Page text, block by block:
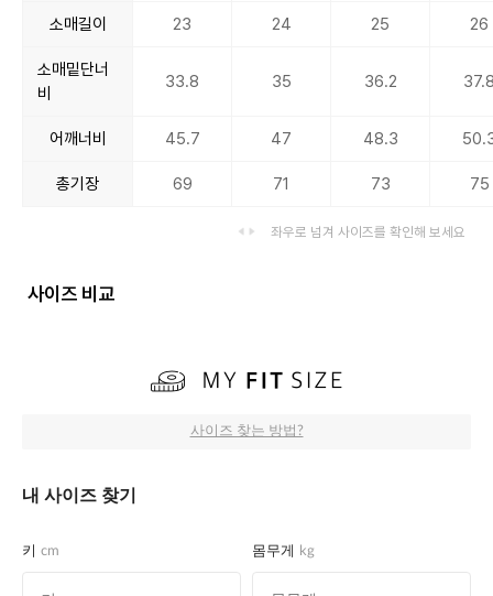
소매길이 23 24 25 26
소매밑단너
비
33.8 35 36.2
어깨너비 45.7 47 48.3
총기장 69 71 73 75
좌우로 넘겨 사이즈를 확인해 보세요
사이즈 비교